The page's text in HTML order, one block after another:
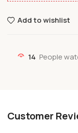
Add to wishlist
14 People
Customer